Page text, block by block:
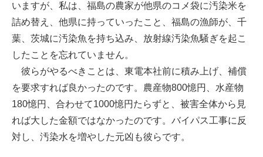
いますが、私は、福島の農家が他県のコメ袋に汚染米を
詰め替え、他県に持っていったこと、福島の漁師が、千
葉、茨城に汚染魚を持ち込み、放射線汚染魚騒ぎを起こ
したことを忘れていません。
彼らがやるべきことは、東電本社前に積み上げ、補償
を要求すれば良かったのです。農産物800憶円、水産物
180憶円、合わせて1000憶円たらずと、被害全体から見
れば大した金額ではなかったのです。バイパス工事に反
対し、汚染水を増やした元凶も彼らです。